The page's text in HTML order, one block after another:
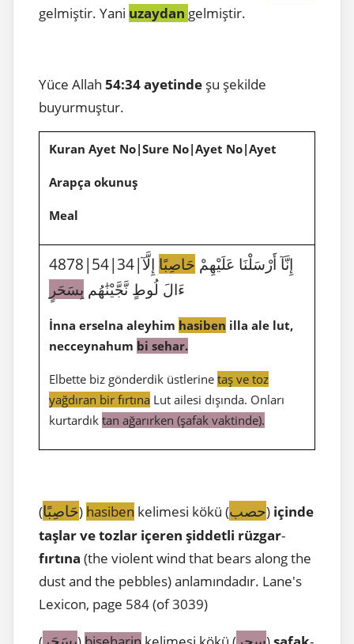
gelmiştir. Yani uzaydan gelmiştir.
Yüce Allah 54:34 ayetinde şu şekilde
buyurmuştur.
Kuran Ayet No|Sure No|Ayet No|Ayet
Arapça okunuş
Meal
4878|54|34|إِنَّآ أَرْسَلْنَا عَلَيْهِمْ حَاصِبًا إِلَّآ
ءَالَ لُوطٍ نَّجَّيْنَٰهُم بِسَحَرٍ
İnna erselna aleyhim hasiben illa ale lut,
necceynahum bi sehar.
Elbette biz gönderdik üstlerine taş ve toz
yağdıran bir fırtına Lut ailesi dışında. Onları
kurtardık tan ağarırken (şafak vaktinde).
(حَاصِبًا) hasiben kelimesi kökü (حصب) içinde
taşlar ve tozlar içeren şiddetli rüzgar-
fırtına (the violent wind that bears along the
dust and the pebbles) anlamındadır. Lane's
Lexicon, page 584 (of 3039)